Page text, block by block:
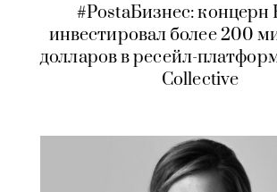
#PostaБизнес: концерн
инвестировал более 200
долларов в ресейл-
Collective